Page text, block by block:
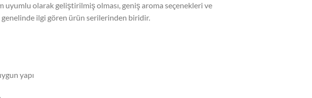
uyumlu olarak geliştirilmiş olması, geniş aroma seçenekleri ve
ilgi gören ürün serilerinden biridir.
yapı